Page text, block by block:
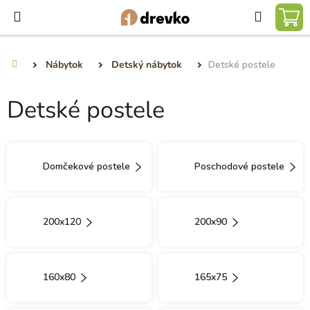
obsah
Hľadať
Nábytok Detský nábytok Detské postele
Detské postele
Domčekové postele Poschodové postele
200x120 200x90
160x80 165x75